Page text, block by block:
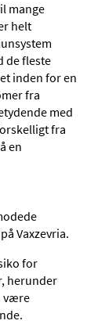
mange
helt
de fleste
inden for en
fra
med
fra
en
Vaxzevria.
for
herunder
være